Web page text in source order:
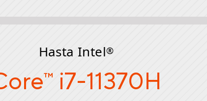
Hasta Intel®
™ i7-11370H